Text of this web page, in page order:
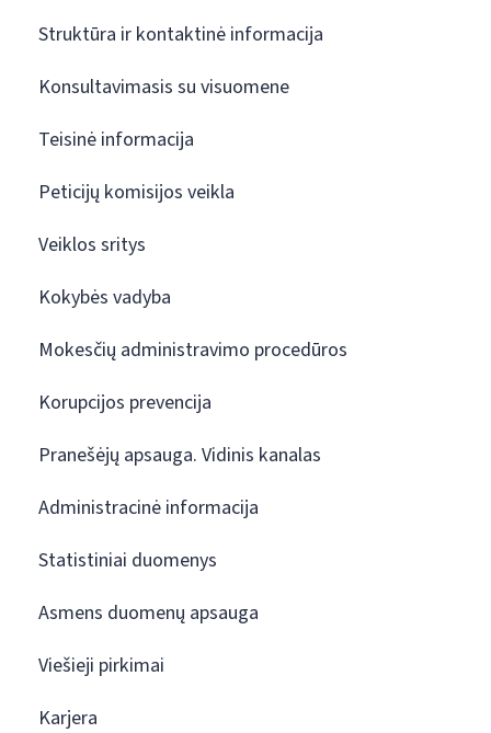
Struktūra ir kontaktinė informacija
Konsultavimasis su visuomene
Teisinė informacija
Peticijų komisijos veikla
Veiklos sritys
Kokybės vadyba
Mokesčių administravimo procedūros
Korupcijos prevencija
Pranešėjų apsauga. Vidinis kanalas
Administracinė informacija
Statistiniai duomenys
Asmens duomenų apsauga
Viešieji pirkimai
Karjera